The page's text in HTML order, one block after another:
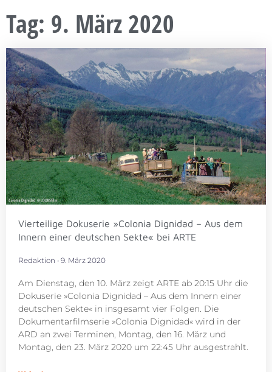
Tag: 9. März 2020
Vierteilige Dokuserie »Colonia Dignidad – Aus dem
Innern einer deutschen Sekte« bei ARTE
Redaktion 9. März 2020
Am Dienstag, den 10. März zeigt ARTE ab 20:15 Uhr die
Dokuserie »Colonia Dignidad – Aus dem Innern einer
deutschen Sekte« in insgesamt vier Folgen. Die
Dokumentarfilmserie »Colonia Dignidad« wird in der
ARD an zwei Terminen, Montag, den 16. März und
Montag, den 23. März 2020 um 22:45 Uhr ausgestrahlt.